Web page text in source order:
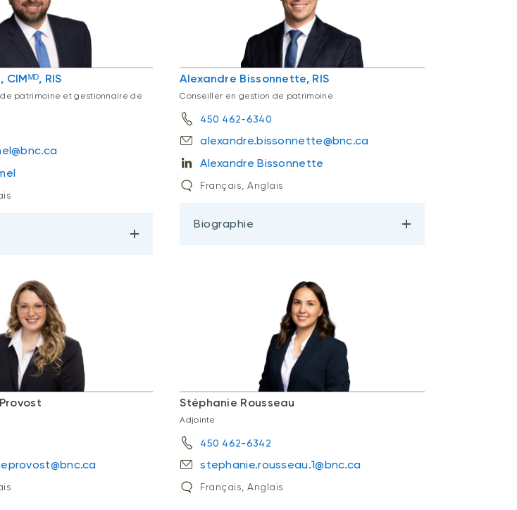
RIS
patrimoine et gestionnaire de
Alexandre Bissonnette, RIS
Conseiller en gestion de patrimoine
450 462-6340
alexandre.bissonnette@bnc.ca
Alexandre Bissonnette
Français, Anglais
Biographie
Stéphanie Rousseau
Adjointe
450 462-6342
stephanie.rousseau.1@bnc.ca
Français, Anglais